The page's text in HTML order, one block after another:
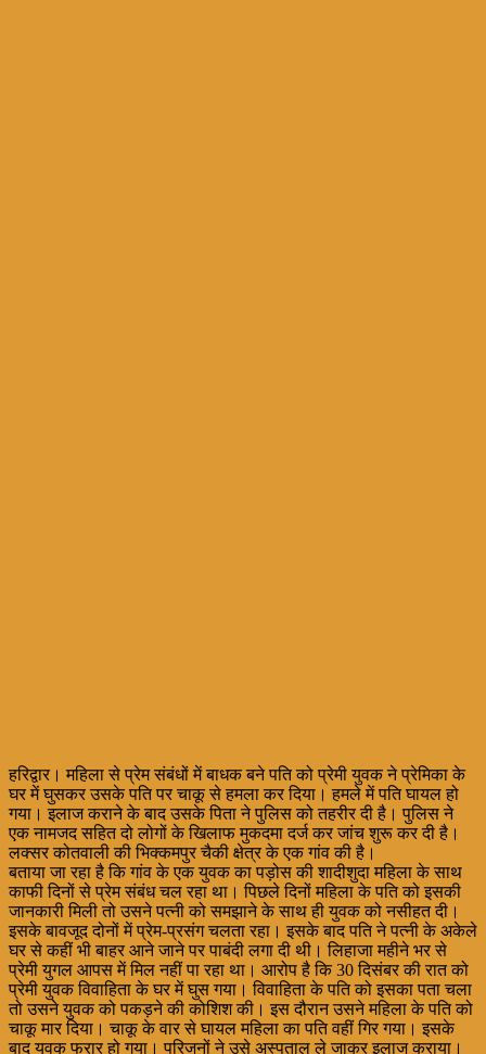
हरिद्वार। महिला से प्रेम संबंधों में बाधक बने पति को प्रेमी युवक ने प्रेमिका के
घर में घुसकर उसके पति पर चाकू से हमला कर दिया। हमले में पति घायल हो
गया। इलाज कराने के बाद उसके पिता ने पुलिस को तहरीर दी है। पुलिस ने
एक नामजद सहित दो लोगों के खिलाफ मुकदमा दर्ज कर जांच शुरू कर दी है।
लक्सर कोतवाली की भिक्कमपुर चैकी क्षेत्र के एक गांव की है।
बताया जा रहा है कि गांव के एक युवक का पड़ोस की शादीशुदा महिला के साथ
काफी दिनों से प्रेम संबंध चल रहा था। पिछले दिनों महिला के पति को इसकी
जानकारी मिली तो उसने पत्नी को समझाने के साथ ही युवक को नसीहत दी।
इसके बावजूद दोनों में प्रेम-प्रसंग चलता रहा। इसके बाद पति ने पत्नी के अकेले
घर से कहीं भी बाहर आने जाने पर पाबंदी लगा दी थी। लिहाजा महीने भर से
प्रेमी युगल आपस में मिल नहीं पा रहा था। आरोप है कि 30 दिसंबर की रात को
प्रेमी युवक विवाहिता के घर में घुस गया। विवाहिता के पति को इसका पता चला
तो उसने युवक को पकड़ने की कोशिश की। इस दौरान उसने महिला के पति को
चाकू मार दिया। चाकू के वार से घायल महिला का पति वहीं गिर गया। इसके
बाद युवक फरार हो गया। परिजनों ने उसे अस्पताल ले जाकर इलाज कराया।